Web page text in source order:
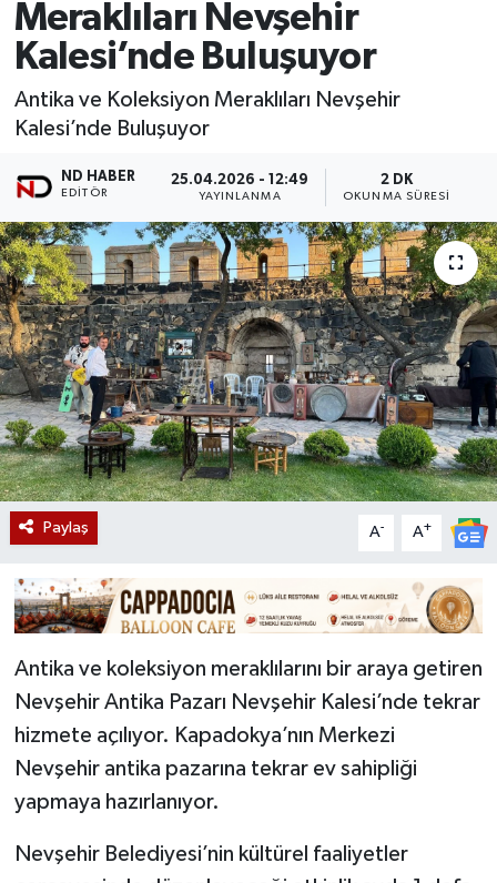
Meraklıları Nevşehir
Kalesi’nde Buluşuyor
Antika ve Koleksiyon Meraklıları Nevşehir
Kalesi’nde Buluşuyor
ND HABER
EDITÖR
25.04.2026 - 12:49
YAYINLANMA
2 DK
OKUNMA SÜRESI
Paylaş A- A+
Antika ve koleksiyon meraklılarını bir araya getiren
Nevşehir Antika Pazarı Nevşehir Kalesi’nde tekrar
hizmete açılıyor. Kapadokya’nın Merkezi
Nevşehir antika pazarına tekrar ev sahipliği
yapmaya hazırlanıyor.
Nevşehir Belediyesi’nin kültürel faaliyetler